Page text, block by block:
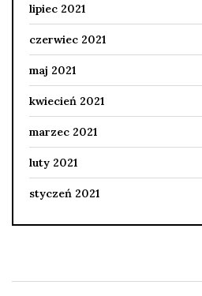
lipiec 2021
czerwiec 2021
maj 2021
kwiecień 2021
marzec 2021
luty 2021
styczeń 2021